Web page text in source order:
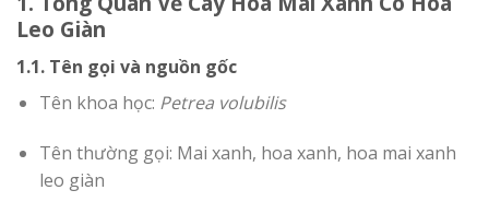
Leo Giàn
1.1. Tên gọi và nguồn gốc
Tên khoa học: Petrea volubilis
Tên thường gọi: Mai xanh, hoa xanh, hoa mai xanh
leo giàn